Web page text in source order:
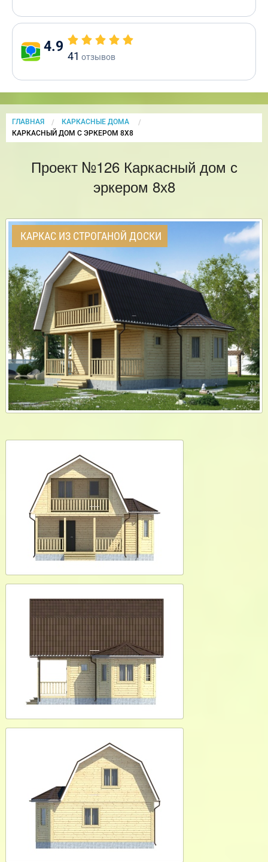
4.9
41 отзывов
ГЛАВНАЯ
КАРКАСНЫЕ ДОМА
CURRENT:
КАРКАСНЫЙ ДОМ С ЭРКЕРОМ 8Х8
Проект №126 Каркасный дом с
эркером 8х8
КАРКАС ИЗ СТРОГАНОЙ ДОСКИ